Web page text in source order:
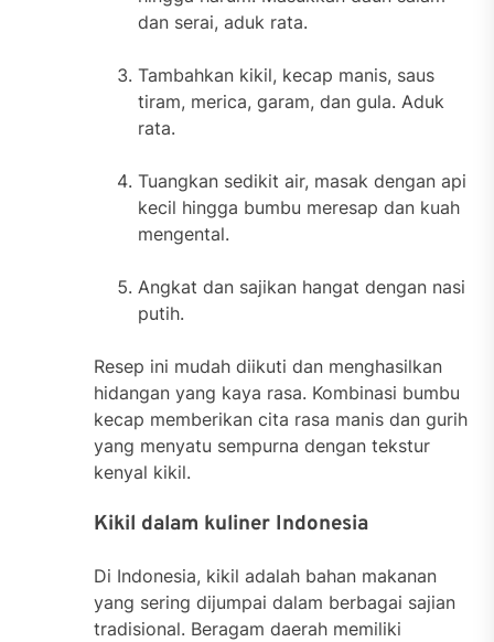
dan serai, aduk rata.
Tambahkan kikil, kecap manis, saus
tiram, merica, garam, dan gula. Aduk
rata.
Tuangkan sedikit air, masak dengan api
kecil hingga bumbu meresap dan kuah
mengental.
Angkat dan sajikan hangat dengan nasi
putih.
Resep ini mudah diikuti dan menghasilkan
hidangan yang kaya rasa. Kombinasi bumbu
kecap memberikan cita rasa manis dan gurih
yang menyatu sempurna dengan tekstur
kenyal kikil.
Kikil dalam kuliner Indonesia
Di Indonesia, kikil adalah bahan makanan
yang sering dijumpai dalam berbagai sajian
tradisional. Beragam daerah memiliki